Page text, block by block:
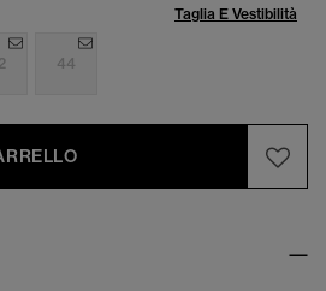
Taglia E Vestibilità
44